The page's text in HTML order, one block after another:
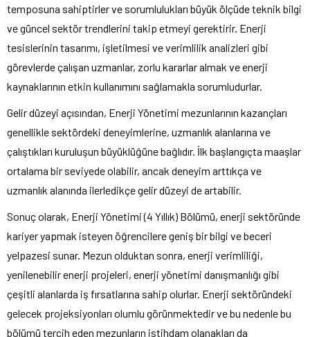
temposuna sahiptirler ve sorumlulukları büyük ölçüde teknik bilgi
ve güncel sektör trendlerini takip etmeyi gerektirir. Enerji
tesislerinin tasarımı, işletilmesi ve verimlilik analizleri gibi
görevlerde çalışan uzmanlar, zorlu kararlar almak ve enerji
kaynaklarının etkin kullanımını sağlamakla sorumludurlar.
Gelir düzeyi açısından, Enerji Yönetimi mezunlarının kazançları
genellikle sektördeki deneyimlerine, uzmanlık alanlarına ve
çalıştıkları kuruluşun büyüklüğüne bağlıdır. İlk başlangıçta maaşlar
ortalama bir seviyede olabilir, ancak deneyim arttıkça ve
uzmanlık alanında ilerledikçe gelir düzeyi de artabilir.
Sonuç olarak, Enerji Yönetimi (4 Yıllık) Bölümü, enerji sektöründe
kariyer yapmak isteyen öğrencilere geniş bir bilgi ve beceri
yelpazesi sunar. Mezun olduktan sonra, enerji verimliliği,
yenilenebilir enerji projeleri, enerji yönetimi danışmanlığı gibi
çeşitli alanlarda iş fırsatlarına sahip olurlar. Enerji sektöründeki
gelecek projeksiyonları olumlu görünmektedir ve bu nedenle bu
bölümü tercih eden mezunların istihdam olanakları da